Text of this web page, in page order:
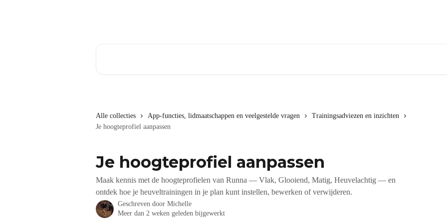
Alle collecties App-functies, lidmaatschappen en veelgestelde vragen
Trainingsadviezen en inzichten
Je hoogteprofiel aanpassen
Je hoogteprofiel aanpassen
Maak kennis met de hoogteprofielen van Runna — Vlak, Glooiend, Matig, Heuvelachtig — en
ontdek hoe je heuveltrainingen in je plan kunt instellen, bewerken of verwijderen.
Geschreven door Michelle
Meer dan 2 weken geleden bijgewerkt